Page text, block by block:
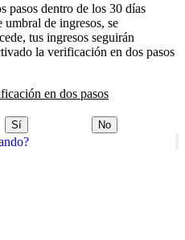
pasos dentro de los 30 días
umbral de ingresos, se
tus ingresos seguirán
la verificación en dos pasos
en dos pasos
Sí No